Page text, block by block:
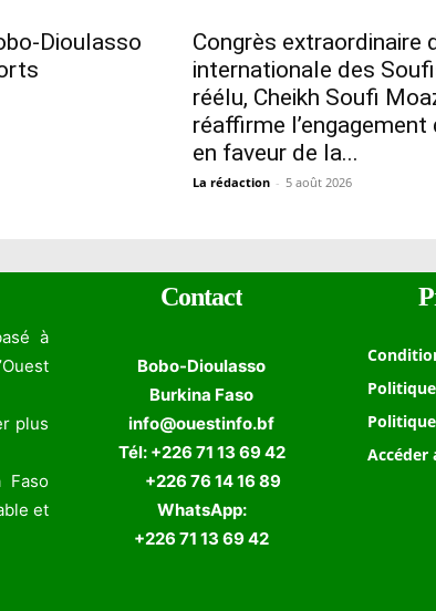
Dioulasso
Congrès extraordinaire
internationale des
réélu, Cheikh Soufi
réaffirme
en faveur de la...
La rédaction - 5 août 2026
à
plus
Faso
et
Contact
Bobo-Dioulasso
Burkina Faso
info@ouestinfo.bf
Tél: +226 71 13 69 42
+226 76 14 16 89
WhatsApp:
+226 71 13 69 42
Accéder